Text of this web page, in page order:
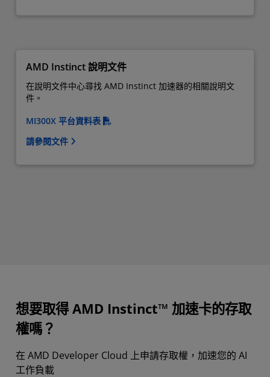
AMD Instinct 說明文件
在說明文件中心尋找 AMD Instinct 加速器的相關說明文
件。
MI300X 平台資料表
請參閱文件
想要取得 AMD Instinct™ 加速卡的存取
權嗎？
在 AMD Developer Cloud 上申請存取權，加速您的 AI
工作負載